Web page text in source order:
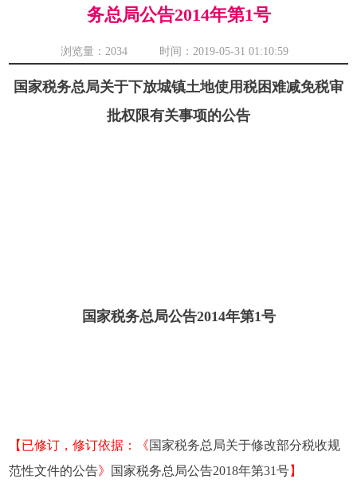
务总局公告2014年第1号
浏览量： 2034 时间：2019-05-31 01:10:59
国家税务总局关于下放城镇土地使用税困难减免税审
批权限有关事项的公告
国家税务总局公告2014年第1号
【已修订，修订依据：《国家税务总局关于修改部分税收规
范性文件的公告》 国家税务总局公告2018年第31号】